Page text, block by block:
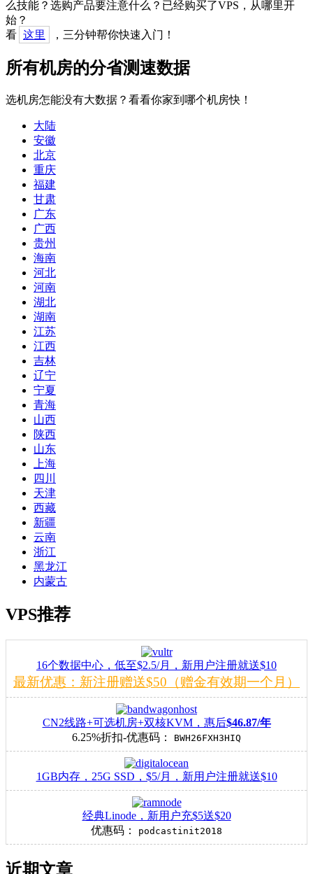
么技能？选购产品要注意什么？已经购买了VPS，从哪里开
始？
看 这里 ，三分钟帮你快速入门！
所有机房的分省测速数据
选机房怎能没有大数据？看看你家到哪个机房快！
大陆
安徽
北京
重庆
福建
甘肃
广东
广西
贵州
海南
河北
河南
湖北
湖南
江苏
江西
吉林
辽宁
宁夏
青海
山西
陕西
山东
上海
四川
天津
西藏
新疆
云南
浙江
黑龙江
内蒙古
VPS推荐
16个数据中心，低至$2.5/月，新用户注册就送$10
最新优惠：新注册赠送$50（赠金有效期一个月）
CN2线路+可选机房+双核KVM，惠后$46.87/年
6.25%折扣-优惠码：
BWH26FXH3HIQ
1GB内存，25G SSD，$5/月，新用户注册就送$10
经典Linode，新用户充$5送$20
优惠码：
podcastinit2018
近期文章